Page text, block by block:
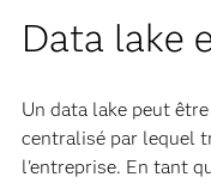
Data lake
Un data lake peut
centralisé par lequel
l'entreprise. En tant